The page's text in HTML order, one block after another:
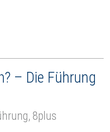
– Die Führung
8plus